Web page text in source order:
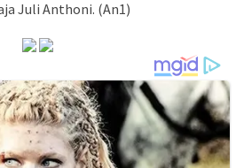
Juli Anthoni. (An1)